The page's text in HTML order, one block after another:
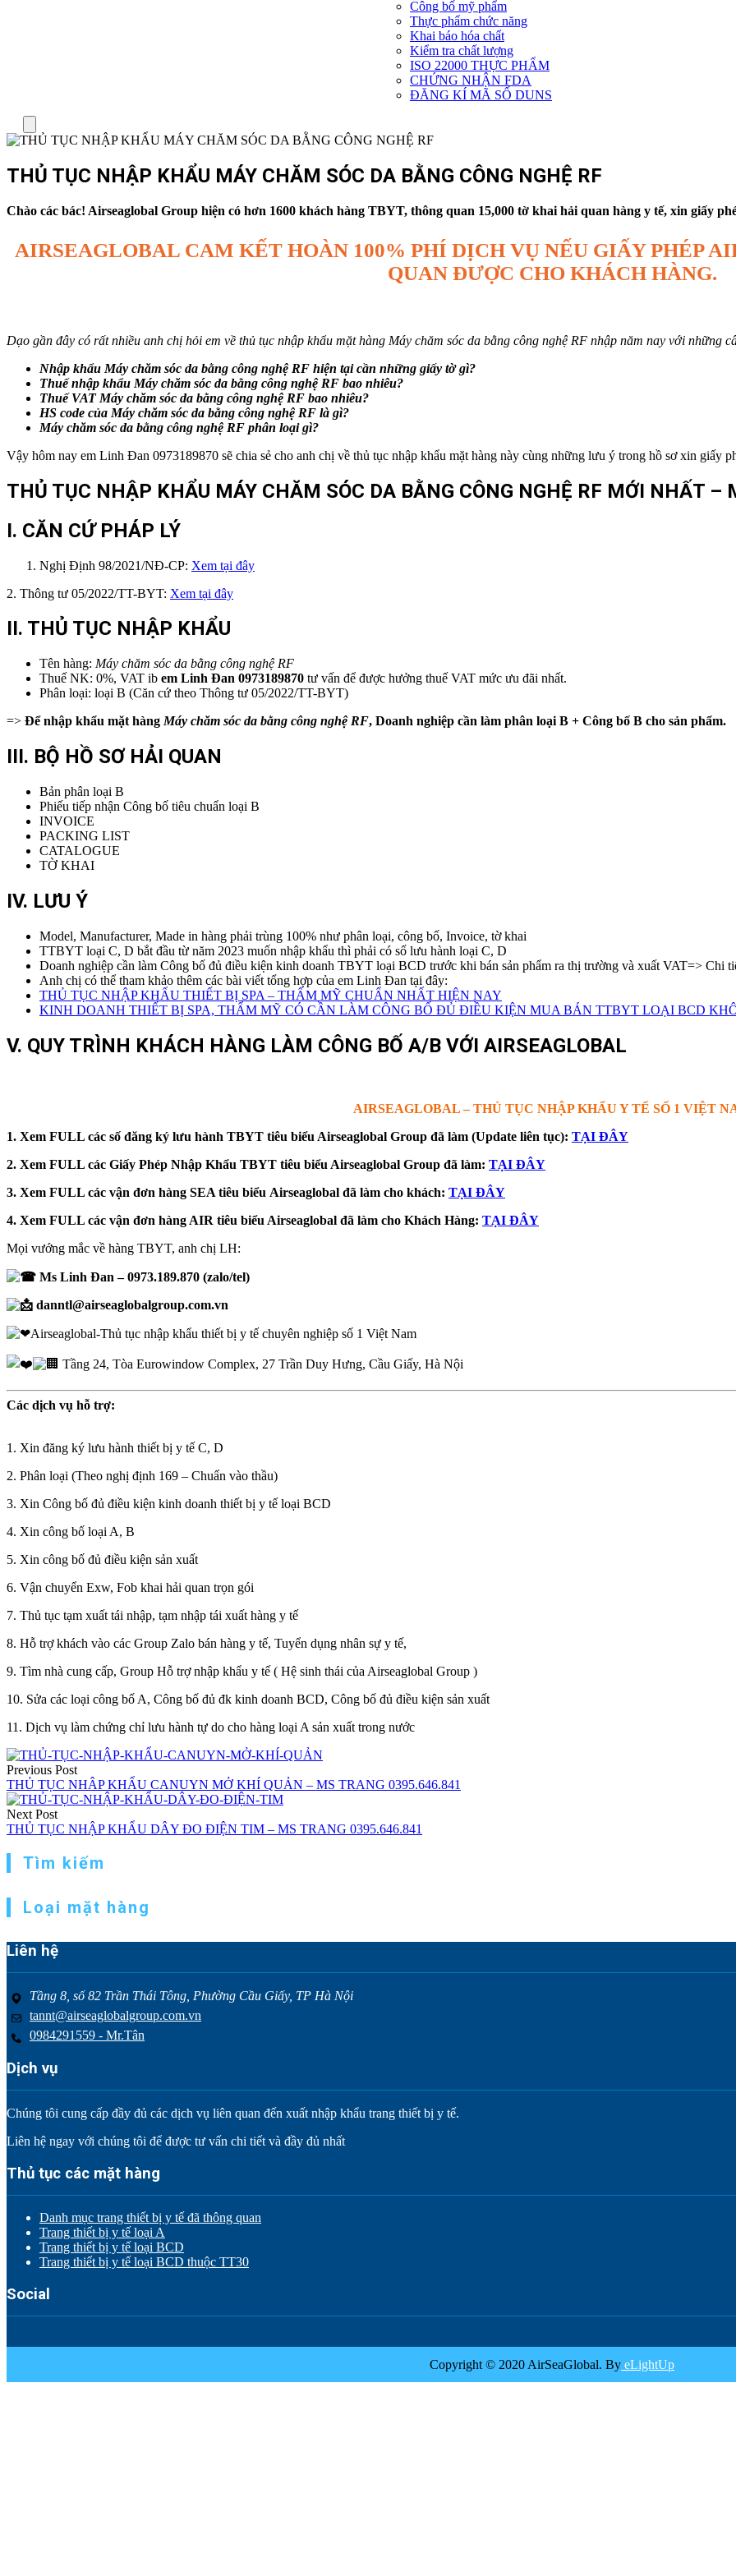
Dịch
vụ
khác
Công bố mỹ phẩm
Thực phẩm chức năng
Khai báo hóa chất
Kiểm tra chất lượng
ISO 22000 THỰC PHẨM
CHỨNG NHẬN FDA
ĐĂNG KÍ MÃ SỐ DUNS
THỦ TỤC NHẬP KHẨU MÁY CHĂM SÓC DA BẰNG CÔNG NGHỆ RF
Chào các bác! Airseaglobal Group hiện có hơn 1600 khách hàng TBYT, thông quan 15,000 tờ khai hải quan hàng y tế, xin giấy
AIRSEAGLOBAL CAM KẾT HOÀN 100% PHÍ DỊCH VỤ NẾU GIẤY PHÉP
QUAN ĐƯỢC CHO KHÁCH HÀNG.
Dạo gần đây có rất nhiều anh chị hỏi em về thủ tục nhập khẩu mặt hàng Máy chăm sóc da bằng công nghệ RF nhập năm nay với những
Nhập khẩu Máy chăm sóc da bằng công nghệ RF hiện tại cần những giấy tờ gì?
Thuế nhập khẩu Máy chăm sóc da bằng công nghệ RF bao nhiêu?
Thuế VAT Máy chăm sóc da bằng công nghệ RF bao nhiêu?
HS code của Máy chăm sóc da bằng công nghệ RF là gì?
Máy chăm sóc da bằng công nghệ RF phân loại gì?
Vậy hôm nay em Linh Đan 0973189870 sẽ chia sẻ cho anh chị về thủ tục nhập khẩu mặt hàng này cùng những lưu ý trong hồ sơ xin giấy
THỦ TỤC NHẬP KHẨU MÁY CHĂM SÓC DA BẰNG CÔNG NGHỆ RF MỚI NHẤT
I. CĂN CỨ PHÁP LÝ
Nghị Định 98/2021/NĐ-CP: Xem tại đây
2. Thông tư 05/2022/TT-BYT: Xem tại đây
II. THỦ TỤC NHẬP KHẨU
Tên hàng: Máy chăm sóc da bằng công nghệ RF
Thuế NK: 0%, VAT ib em Linh Đan 0973189870 tư vấn để được hưởng thuế VAT mức ưu đãi nhất.
Phân loại: loại B (Căn cứ theo Thông tư 05/2022/TT-BYT)
=> Để nhập khẩu mặt hàng Máy chăm sóc da bằng công nghệ RF, Doanh nghiệp cần làm phân loại B + Công bố B cho sản phẩm.
III. BỘ HỒ SƠ HẢI QUAN
Bản phân loại B
Phiếu tiếp nhận Công bố tiêu chuẩn loại B
INVOICE
PACKING LIST
CATALOGUE
TỜ KHAI
IV. LƯU Ý
Model, Manufacturer, Made in hàng phải trùng 100% như phân loại, công bố, Invoice, tờ khai
TTBYT loại C, D bắt đầu từ năm 2023 muốn nhập khẩu thì phải có số lưu hành loại C, D
Doanh nghiệp cần làm Công bố đủ điều kiện kinh doanh TBYT loại BCD trước khi bán sản phẩm ra thị trường và xuất VAT=> Chi
Anh chị có thể tham khảo thêm các bài viết tổng hợp của em Linh Đan tại đây:
THỦ TỤC NHẬP KHẨU THIẾT BỊ SPA – THẨM MỸ CHUẨN NHẤT HIỆN NAY
KINH DOANH THIẾT BỊ SPA, THẨM MỸ CÓ CẦN LÀM CÔNG BỐ ĐỦ ĐIỀU KIỆN MUA BÁN TTBYT LOẠI BCD
V. QUY TRÌNH KHÁCH HÀNG LÀM CÔNG BỐ A/B VỚI AIRSEAGLOBAL
AIRSEAGLOBAL – THỦ TỤC NHẬP KHẨU Y TẾ SỐ 1 VIỆT
1. Xem FULL các số đăng ký lưu hành TBYT tiêu biểu Airseaglobal Group đã làm (Update liên tục): TẠI ĐÂY
2. Xem FULL các Giấy Phép Nhập Khẩu TBYT tiêu biểu Airseaglobal Group đã làm: TẠI ĐÂY
3. Xem FULL các vận đơn hàng SEA tiêu biểu Airseaglobal đã làm cho khách: TẠI ĐÂY
4. Xem FULL các vận đơn hàng AIR tiêu biểu Airseaglobal đã làm cho Khách Hàng: TẠI ĐÂY
Mọi vướng mắc về hàng TBYT, anh chị LH:
Ms Linh Đan – 0973.189.870 (zalo/tel)
danntl@airseaglobalgroup.com.vn
Airseaglobal-Thủ tục nhập khẩu thiết bị y tế chuyên nghiệp số 1 Việt Nam
Tầng 24, Tòa Eurowindow Complex, 27 Trần Duy Hưng, Cầu Giấy, Hà Nội
Các dịch vụ hỗ trợ:
1. Xin đăng ký lưu hành thiết bị y tế C, D
2. Phân loại (Theo nghị định 169 – Chuẩn vào thầu)
3. Xin Công bố đủ điều kiện kinh doanh thiết bị y tế loại BCD
4. Xin công bố loại A, B
5. Xin công bố đủ điều kiện sản xuất
6. Vận chuyển Exw, Fob khai hải quan trọn gói
7. Thủ tục tạm xuất tái nhập, tạm nhập tái xuất hàng y tế
8. Hỗ trợ khách vào các Group Zalo bán hàng y tế, Tuyển dụng nhân sự y tế,
9. Tìm nhà cung cấp, Group Hỗ trợ nhập khẩu y tế ( Hệ sinh thái của Airseaglobal Group )
10. Sửa các loại công bố A, Công bố đủ đk kinh doanh BCD, Công bố đủ điều kiện sản xuất
11. Dịch vụ làm chứng chỉ lưu hành tự do cho hàng loại A sản xuất trong nước
Điều
hướng
bài
viết
Previous Post
THỦ TỤC NHÂP KHẨU CANUYN MỞ KHÍ QUẢN – MS TRANG 0395.646.841
Next Post
THỦ TỤC NHẬP KHẨU DÂY ĐO ĐIỆN TIM – MS TRANG 0395.646.841
Tìm kiếm
Loại mặt hàng
Liên hệ
Tầng 8, số 82 Trần Thái Tông, Phường Cầu Giấy, TP Hà Nội
tannt@airseaglobalgroup.com.vn
0984291559 - Mr.Tân
Dịch vụ
Chúng tôi cung cấp đầy đủ các dịch vụ liên quan đến xuất nhập khẩu trang thiết bị y tế.
Liên hệ ngay với chúng tôi để được tư vấn chi tiết và đầy đủ nhất
Thủ tục các mặt hàng
Danh mục trang thiết bị y tế đã thông quan
Trang thiết bị y tế loại A
Trang thiết bị y tế loại BCD
Trang thiết bị y tế loại BCD thuộc TT30
Social
Copyright © 2020 AirSeaGlobal. By eLightUp